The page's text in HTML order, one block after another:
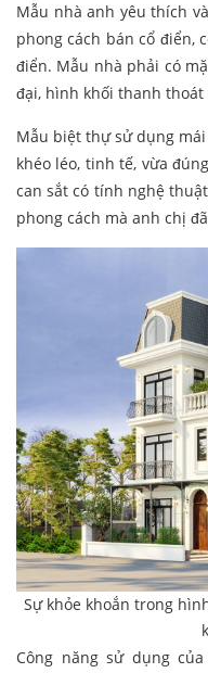
Mẫu nhà anh yêu thích
phong cách bán cổ điển,
điển. Mẫu nhà phải có
đại, hình khối thanh thoát
Mẫu biệt thự sử dụng
khéo léo, tinh tế, vừa
can sắt có tính nghệ
phong cách mà anh chị
Sự khỏe khoắn trong
Công năng sử dụng